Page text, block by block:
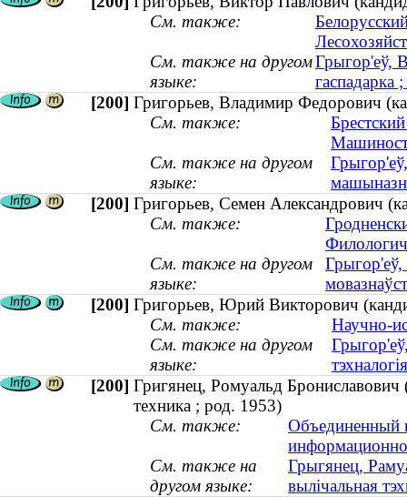
См. также:
См. также на другом
языке:
Грыгор'еў,
[200] Григорьев, Владимир Федорович
См. также:
См. также на другом
языке:
[200] Григорьев, Семен Александрович
См. также:
См. также на другом
языке:
Грыгор'еў,
[200] Григорьев, Юрий Викторович
См. также:
Научно-
См. также на другом
языке:
[200] Григянец, Ромуальд Брониславович
техника ; род. 1953)
См. также:
Объединенный
См. также на
другом языке:
Грыгянец,
вылічальная